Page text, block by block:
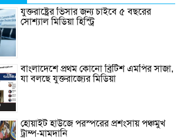
যুক্তরাষ্ট্রের ভিসার জন্য চাইবে ৫ বছরের
সোশ্যাল মিডিয়া হিস্ট্রি
বাংলাদেশে প্রথম কোনো ব্রিটিশ এমপির সাজা,
যা বলছে যুক্তরাজ্যের মিডিয়া
হোয়াইট হাউজে পরস্পরের প্রশংসায় পঞ্চমুখ
ট্রাম্প-মামদানি